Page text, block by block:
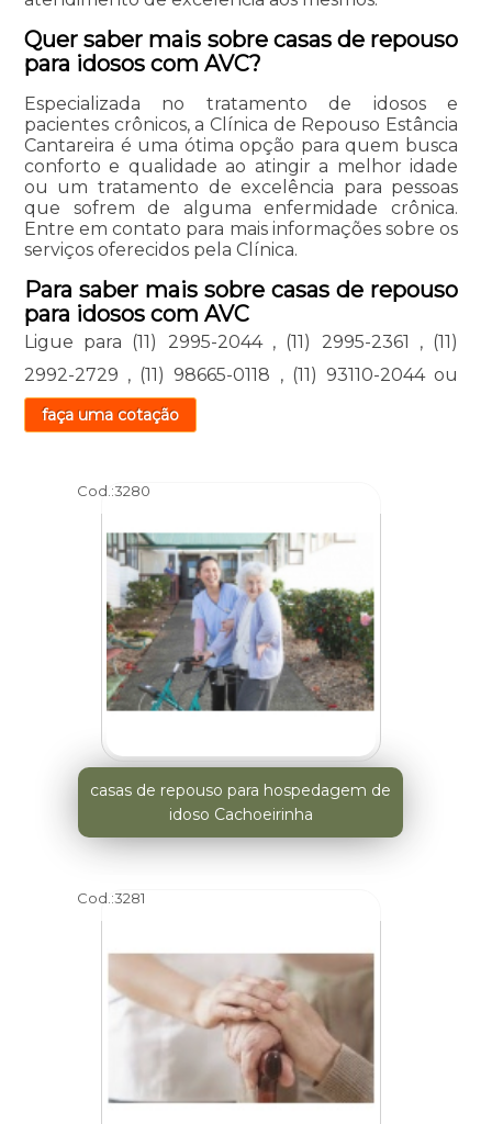
Quer saber mais sobre casas de repouso
para idosos com AVC?
Especializada no tratamento de idosos e
pacientes crônicos, a Clínica de Repouso Estância
Cantareira é uma ótima opção para quem busca
conforto e qualidade ao atingir a melhor idade
ou um tratamento de excelência para pessoas
que sofrem de alguma enfermidade crônica.
Entre em contato para mais informações sobre os
serviços oferecidos pela Clínica.
Para saber mais sobre casas de repouso
para idosos com AVC
Ligue para (11) 2995-2044, (11) 2995-2361 , (11)
2992-2729 , (11) 98665-0118 , (11) 93110-2044ou
faça uma cotação
Cod.:3280
casas de repouso para hospedagem de
idoso Cachoeirinha
Cod.:3281